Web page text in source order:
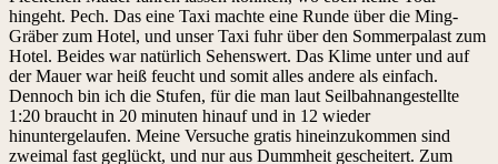
hingeht. Pech. Das eine Taxi machte eine Runde über die Ming-
Gräber zum Hotel, und unser Taxi fuhr über den Sommerpalast zum
Hotel. Beides war natürlich Sehenswert. Das Klime unter und auf
der Mauer war heiß feucht und somit alles andere als einfach.
Dennoch bin ich die Stufen, für die man laut Seilbahnangestellte
1:20 braucht in 20 minuten hinauf und in 12 wieder
hinuntergelaufen. Meine Versuche gratis hineinzukommen sind
zweimal fast geglückt, und nur aus Dummheit gescheitert. Zum